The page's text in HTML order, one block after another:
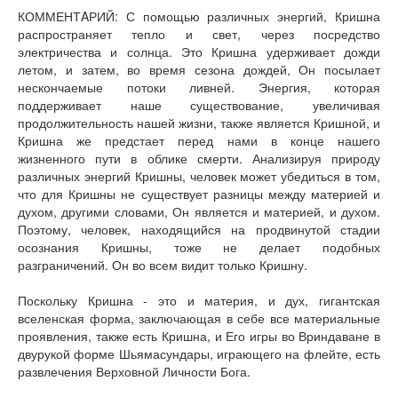
КОММЕНТAРИЙ: С помощью различных энергий, Кришна
распространяет тепло и свет, через посредство
электричества и солнца. Это Кришна удерживает дожди
летом, и затем, во время сезона дождей, Он посылает
нескончаемые потоки ливней. Энергия, которая
поддерживает наше существование, увеличивая
продолжительность нашей жизни, также является Кришной, и
Кришна же предстает перед нами в конце нашего
жизненного пути в облике смерти. Анализируя природу
различных энергий Кришны, человек может убедиться в том,
что для Кришны не существует разницы между материей и
духом, другими словами, Он является и материей, и духом.
Поэтому, человек, находящийся на продвинутой стадии
осознания Кришны, тоже не делает подобных
разграничений. Он во всем видит только Кришну.
Поскольку Кришна - это и материя, и дух, гигантская
вселенская форма, заключающая в себе все материальные
проявления, также есть Кришна, и Его игры во Вриндаване в
двурукой форме Шьямасундары, играющего на флейте, есть
развлечения Верховной Личности Бога.